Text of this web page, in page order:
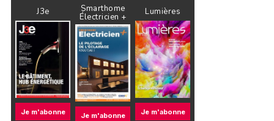
J3e
Je m'abonne
Smarthome
Électricien +
Je m'abonne
Lumières
Je m'abonne